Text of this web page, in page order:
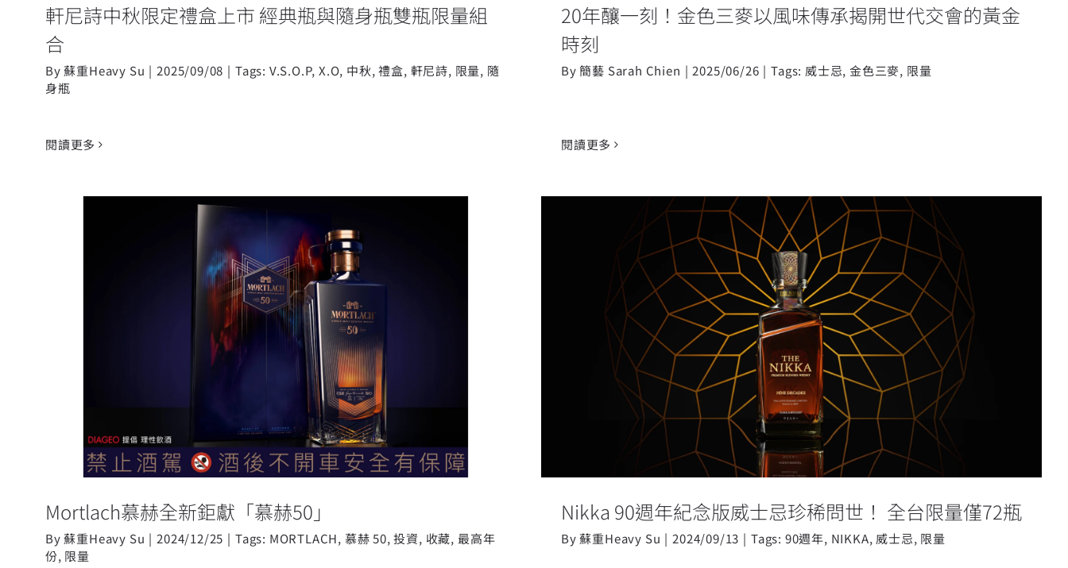
軒尼詩中秋限定禮盒上市 經典瓶與隨身瓶雙瓶限量組
合
By蘇重Heavy Su | 2025/09/08 | Tags: V.S.O.P,X.O, 中秋,禮盒, 軒尼詩, 限量, 隨
身瓶
閱讀更多
20年釀一刻！金色三麥以風味傳承揭開世代交會的黃金
時刻
By簡藝 Sarah Chien | 2025/06/26 | Tags: 威士忌,金色三麥, 限量
閱讀更多
Mortlach慕赫全新鉅獻「慕赫50」
Mortlach慕赫全新鉅獻「慕赫50」
By蘇重Heavy Su | 2024/12/25 | Tags: MORTLACH, 慕赫 50,投資, 收藏, 最高年
份, 限量
Nikka 90週年紀念版威士忌珍稀問世！ 全台限量僅
72瓶
Nikka 90週年紀念版威士忌珍稀問世！ 全台限量僅72瓶
By蘇重Heavy Su | 2024/09/13 | Tags: 90週年, NIKKA, 威士忌, 限量